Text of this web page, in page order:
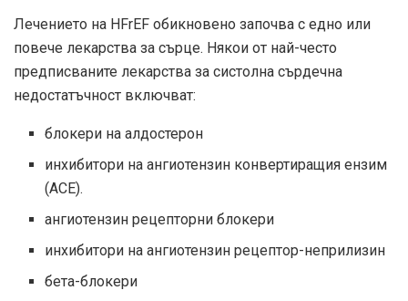
Лечението на HFrEF обикновено започва с едно или
повече лекарства за сърце. Някои от най-често
предписваните лекарства за систолна сърдечна
недостатъчност включват:
блокери на алдостерон
инхибитори на ангиотензин конвертиращия ензим
(ACE).
ангиотензин рецепторни блокери
инхибитори на ангиотензин рецептор-неприлизин
бета-блокери